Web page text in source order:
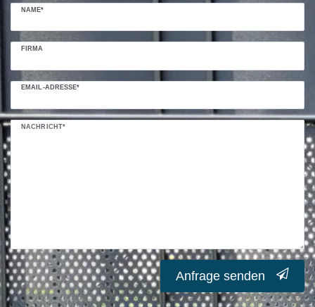
NAME*
FIRMA
EMAIL-ADRESSE*
NACHRICHT*
Anfrage senden